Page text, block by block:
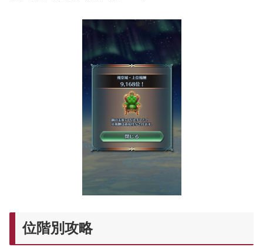
位階別攻略